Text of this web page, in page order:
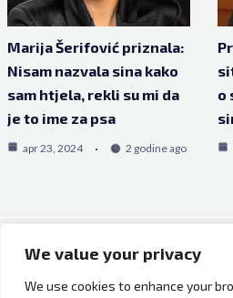
We value your privacy
We use cookies to enhance your
Marija Šerifović priznala:
Nisam nazvala sina kako
sam htjela, rekli su mi da
je to ime za psa
apr 23, 2024 2 godine ago
o
Copyright © 2026 Bh
O nama